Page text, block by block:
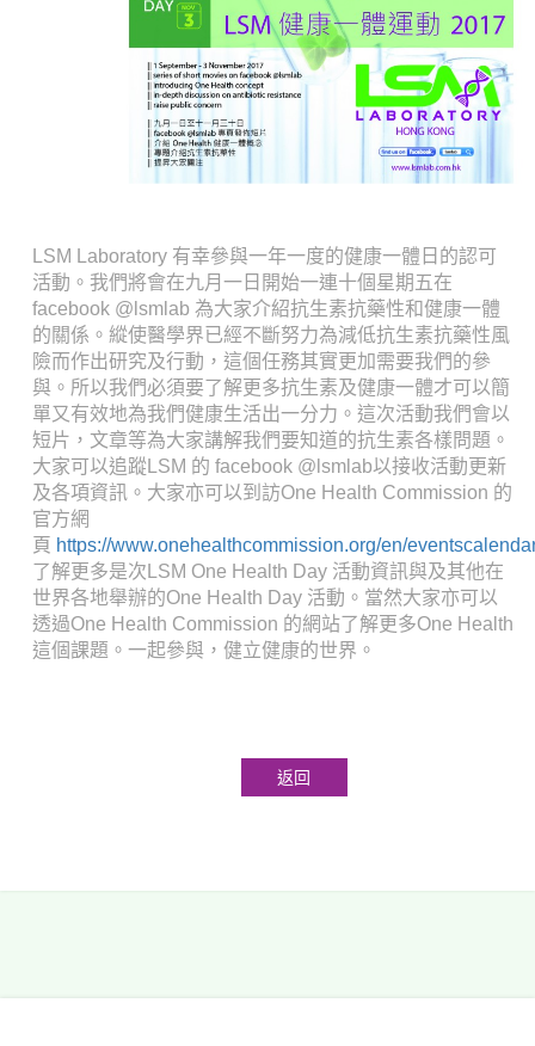
LSM Laboratory 有幸參與一年一度的健康一體日的認可
活動。我們將會在九月一日開始一連十個星期五在
facebook @lsmlab 為大家介紹抗生素抗藥性和健康一體
的關係。縱使醫學界已經不斷努力為減低抗生素抗藥性風
險而作出研究及行動，這個任務其實更加需要我們的參
與。所以我們必須要了解更多抗生素及健康一體才可以簡
單又有效地為我們健康生活出一分力。這次活動我們會以
短片，文章等為大家講解我們要知道的抗生素各樣問題。
大家可以追蹤LSM 的 facebook @lsmlab以接收活動更新
及各項資訊。大家亦可以到訪One Health Commission 的
官方網
頁 https://www.onehealthcommission.org/en/
了解更多是次LSM One Health Day 活動資訊與及其他在
世界各地舉辦的One Health Day 活動。當然大家亦可以
透過One Health Commission 的網站了解更多One Health
這個課題。一起參與，健立健康的世界。
返回